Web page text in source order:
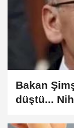
Bakan
düştü...
sağlamak